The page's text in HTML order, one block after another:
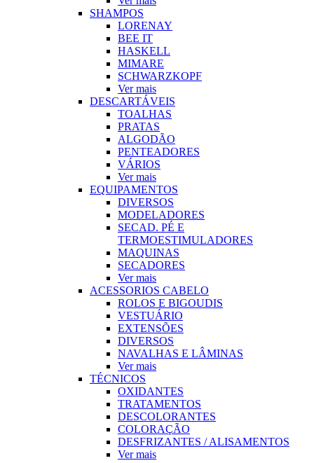
SHAMPOS
LORENAY
BEE IT
HASKELL
MIMARE
SCHWARZKOPF
Ver mais
DESCARTÁVEIS
TOALHAS
PRATAS
ALGODÃO
PENTEADORES
VÁRIOS
Ver mais
EQUIPAMENTOS
DIVERSOS
MODELADORES
SECAD. PÉ E
TERMOESTIMULADORES
MAQUINAS
SECADORES
Ver mais
ACESSORIOS CABELO
ROLOS E BIGOUDIS
VESTUÁRIO
EXTENSÕES
DIVERSOS
NAVALHAS E LÂMINAS
Ver mais
TÉCNICOS
OXIDANTES
TRATAMENTOS
DESCOLORANTES
COLORAÇÃO
DESFRIZANTES / ALISAMENTOS
Ver mais